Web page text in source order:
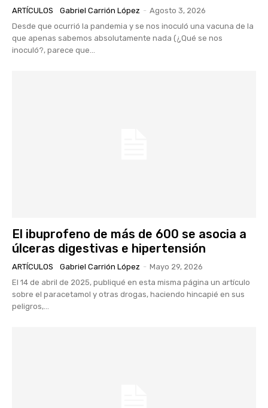
ARTÍCULOS Gabriel Carrión López - Agosto 3, 2026
Desde que ocurrió la pandemia y se nos inoculó una vacuna de la
que apenas sabemos absolutamente nada (¿Qué se nos
inoculó?, parece que...
El ibuprofeno de más de 600 se asocia a
úlceras digestivas e hipertensión
ARTÍCULOS Gabriel Carrión López - Mayo 29, 2026
El 14 de abril de 2025, publiqué en esta misma página un artículo
sobre el paracetamol y otras drogas, haciendo hincapié en sus
peligros,...